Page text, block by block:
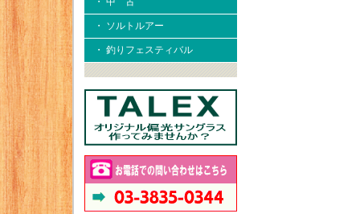
・ ソルトルアー
・ 釣りフェスティバル